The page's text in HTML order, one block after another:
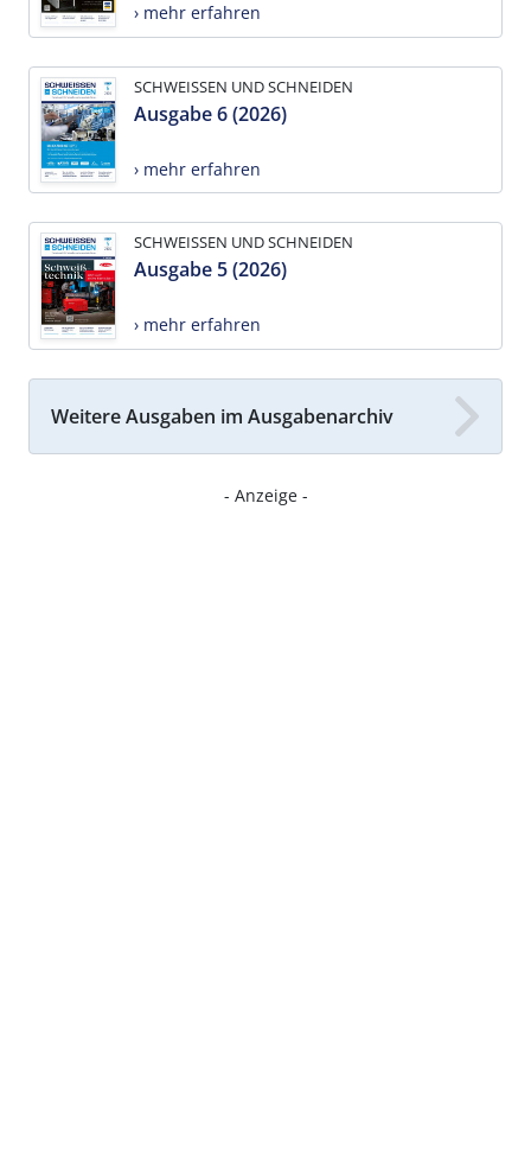
› mehr erfahren
SCHWEISSEN UND SCHNEIDEN
Ausgabe 6 (2026)
› mehr erfahren
SCHWEISSEN UND SCHNEIDEN
Ausgabe 5 (2026)
› mehr erfahren
Weitere Ausgaben im Ausgabenarchiv
- Anzeige -